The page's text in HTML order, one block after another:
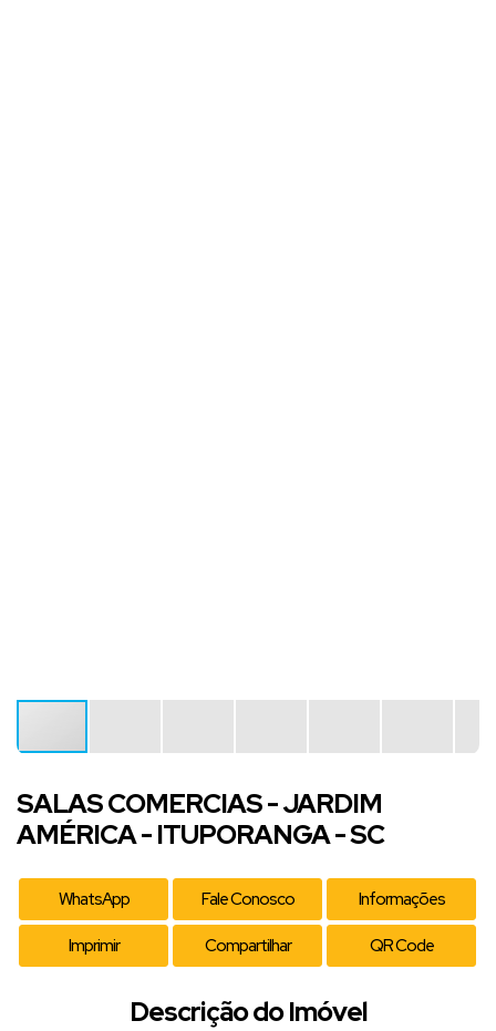
SALAS COMERCIAS - JARDIM
AMÉRICA - ITUPORANGA - SC
WhatsApp Fale Conosco Informações
Imprimir Compartilhar QR Code
Descrição do Imóvel